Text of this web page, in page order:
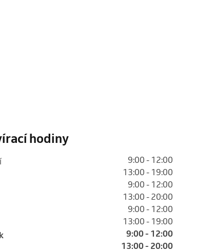
hodiny
9:00 - 12:00
13:00 - 19:00
9:00 - 12:00
13:00 - 20:00
9:00 - 12:00
13:00 - 19:00
9:00 - 12:00
13:00 - 20:00